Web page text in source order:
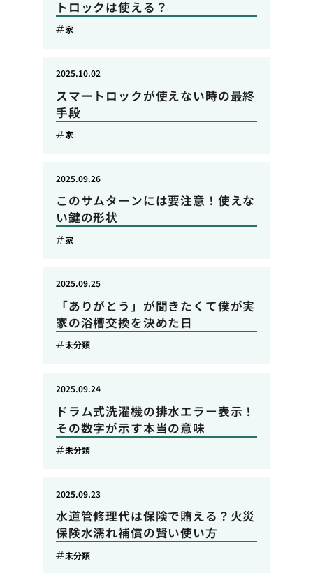
トロックは使える？
家
スマートロックが使えない時の最終
手段
2025.10.02
家
このサムターンには要注意！使えな
い鍵の形状
2025.09.26
家
「ありがとう」が聞きたくて僕が実
家の浴槽交換を決めた日
2025.09.25
未分類
ドラム式洗濯機の排水エラー表示！
その数字が示す本当の意味
2025.09.24
未分類
水道管修理代は保険で賄える？火災
保険水濡れ補償の賢い使い方
2025.09.23
未分類